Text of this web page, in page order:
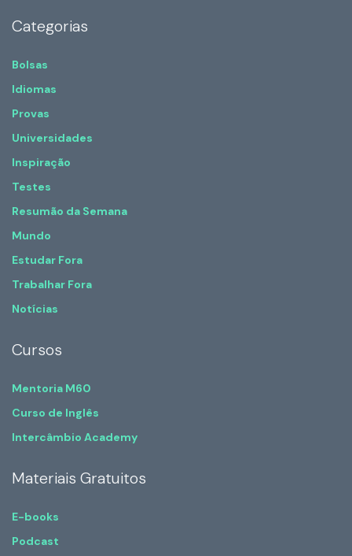
Categorias
Bolsas
Idiomas
Provas
Universidades
Inspiração
Testes
Resumão da Semana
Mundo
Estudar Fora
Trabalhar Fora
Notícias
Cursos
Mentoria M60
Curso de Inglês
Intercâmbio Academy
Materiais Gratuitos
E-books
Podcast